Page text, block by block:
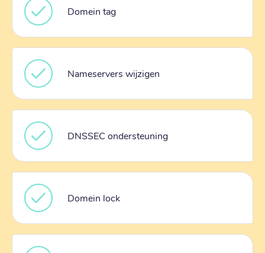
Domein tag
Nameservers wijzigen
DNSSEC ondersteuning
Domein lock